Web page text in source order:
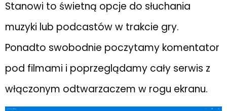
Stanowi to świetną opcje do słuchania
muzyki lub podcastów w trakcie gry.
Ponadto swobodnie poczytamy komentator
pod filmami i poprzeglądamy cały serwis z
włączonym odtwarzaczem w rogu ekranu.